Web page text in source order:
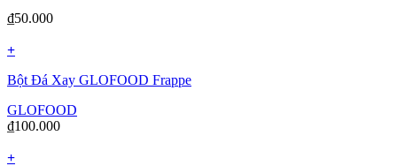
₫50.000
+
Bột Đá Xay GLOFOOD Frappe
GLOFOOD
₫100.000
+